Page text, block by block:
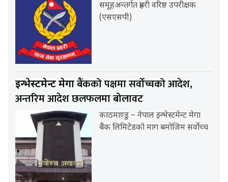
समूहअन्तर्गत प्रहरी वरिष्ठ उपरीक्षक
(एसएसपी)
इन्भेस्टमेन्ट मेगाबैंकको पक्षमा सर्वाेच्चको आदेश,
अन्तरिम आदेश छलफलमा बोलावट
काठमाण्डु – नेपाल इन्भेस्टमेन्ट मेगा
बैंक लिमिटेडको माग बमोजिम सर्वोच्च